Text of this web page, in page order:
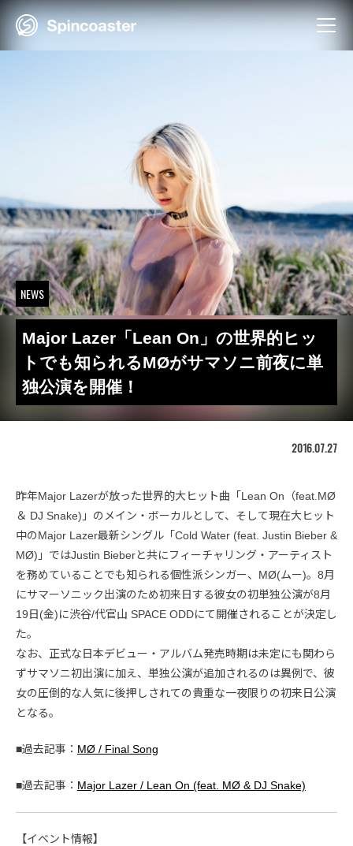
Skip
NEWS
Major Lazer「Lean On」の世界的ヒッ
トでも知られるMØがサマソニ前夜に単
独公演を開催！
2016.07.27
昨年Major Lazerが放った世界的大ヒット曲「Lean On（feat.MØ
＆ DJ Snake)」のメイン・ボーカルとして、そして現在大ヒット
中のMajor Lazer最新シングル「Cold Water (feat. Justin Bieber &
MØ)」ではJustin Bieberと共にフィーチャリング・アーティスト
を務めていることでも知られる個性派シンガー、MØ(ムー)。8月
にサマーソニック出演のため初来日する彼女の初単独公演が8月
19日(金)に渋谷/代官山 SPACE ODDにて開催されることが決定し
た。
なお、正式な日本デビュー・アルバム発売時期は未定にも関わら
ずサマソニ初出演に加え、単独公演が追加されるのは異例で、彼
女の圧倒的な人気に後押しされての貴重な一夜限りの初来日公演
となる。
■過去記事： MØ / Final Song
■過去記事： Major Lazer / Lean On (feat. MØ & DJ Snake)
【イベント情報】